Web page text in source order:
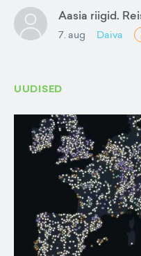
Aasia riigid.
7. aug Daiva
UUDISED